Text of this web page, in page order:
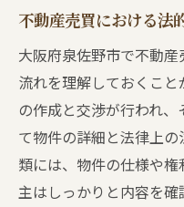
不動産売買における法
大阪府泉佐野市で不動
流れを理解しておくこ
の作成と交渉が行われ
て物件の詳細と法律上
類には、物件の仕様や
主はしっかりと内容を確